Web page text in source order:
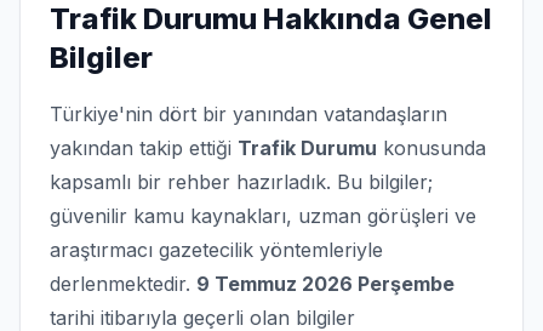
Trafik Durumu Hakkında Genel
Bilgiler
Türkiye'nin dört bir yanından vatandaşların
yakından takip ettiği Trafik Durumu konusunda
kapsamlı bir rehber hazırladık. Bu bilgiler;
güvenilir kamu kaynakları, uzman görüşleri ve
araştırmacı gazetecilik yöntemleriyle
derlenmektedir. 9 Temmuz 2026 Perşembe
tarihi itibarıyla geçerli olan bilgiler